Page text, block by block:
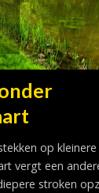
op kleinere
vergt een
stroken